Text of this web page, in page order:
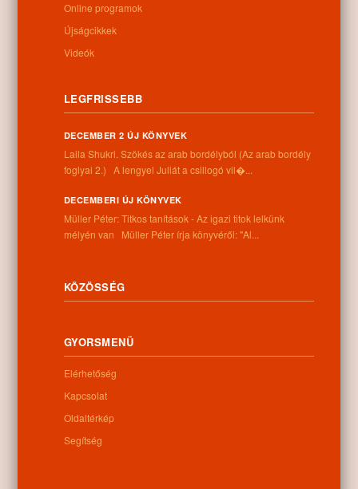
Információk
Telefon:
+36 52 206 031
Nyitva tartás:
Szerda: 9:00-12:00 13:00-16:30
Csütörtök: 9:00-12:00 13:00-16:30
Vasárnap: zárva
Hírlevél
Online programok
Újságcikkek
Videók
LEGFRISSEBB
DECEMBER 2 ÚJ KÖNYVEK
Laila Shukri. Szökés ​az arab bordélyból (Az arab bordély
foglyai 2.) A lengyel Juliát a csillogó vil�...
DECEMBERI ÚJ KÖNYVEK
Müller Péter: Titkos tanítások - Az igazi titok lelkünk
mélyén van Müller Péter írja könyvéről: "Al...
KÖZÖSSÉG
GYORSMENÜ
Elérhetőség
Kapcsolat
Oldaltérkép
Segítség